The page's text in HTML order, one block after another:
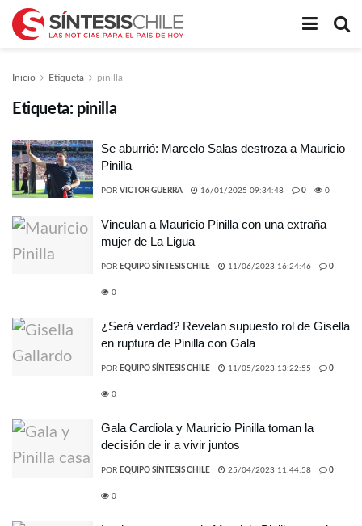
Inicio Etiqueta pinilla
Etiqueta: pinilla
Se aburrió: Marcelo Salas destroza a Mauricio
Pinilla
POR VICTOR GUERRA 16/01/2025 09:34:48 0 0
Vinculan a Mauricio Pinilla con una extraña
mujer de La Ligua
POR EQUIPO SÍNTESIS CHILE 11/06/2023 16:24:46 0
0
¿Será verdad? Revelan supuesto rol de Gisella
en ruptura de Pinilla con Gala
POR EQUIPO SÍNTESIS CHILE 11/05/2023 13:22:55 0
0
Gala Cardiola y Mauricio Pinilla toman la
decisión de ir a vivir juntos
POR EQUIPO SÍNTESIS CHILE 25/04/2023 11:44:58 0
0